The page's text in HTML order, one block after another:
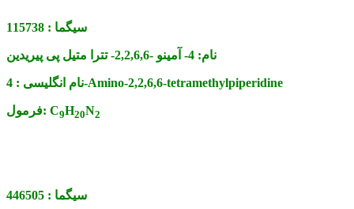
سیگما : 115738
نام: 4- آمینو -2,2,6,6- تترا متیل پی پیریدین
نام انگلیسی :4-Amino-2,2,6,6-tetramethylpiperidine
فرمول: C9H20N2
سیگما : 446505